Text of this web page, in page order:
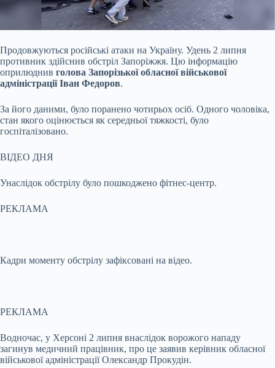
Продовжуються російські атаки на Україну. Удень 2 липня
противник здійснив обстріл Запоріжжя. Цю інформацію
оприлюднив голова Запорізької обласної військової
адміністрації Іван Федоров.
За його даними, було поранено чотирьох осіб. Одного чоловіка,
стан якого оцінюється як середньої тяжкості, було
госпіталізовано.
ВІДЕО ДНЯ
Унаслідок обстрілу було пошкоджено фітнес-центр.
РЕКЛАМА
Кадри моменту обстрілу зафіксовані на відео.
РЕКЛАМА
Водночас, у Херсоні 2 липня внаслідок ворожого нападу
загинув медичний працівник, про це заявив керівник обласної
військової адміністрації Олександр Прокудін.